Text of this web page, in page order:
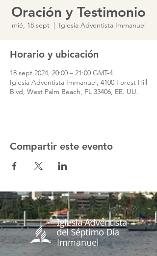
Oración y Testimonio
mié, 18 sept
  |
Iglesia Adventista Immanuel
Horario y ubicación
18 sept 2024, 20:00 – 21:00 GMT-4
Iglesia Adventista Immanuel, 4100 Forest Hill
Blvd, West Palm Beach, FL 33406, EE. UU.
Compartir este evento
Immanuel